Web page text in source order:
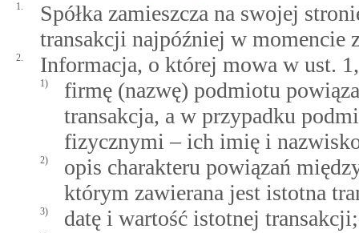
1.
Spółka zamieszcza na swojej
transakcji najpóźniej w momencie
2. Informacja, o której mowa w ust.
1)
firmę (nazwę) podmiotu
transakcja, a w przypadku
fizycznymi – ich imię i
2)
opis charakteru powiązań
którym zawierana jest istotna
3) datę i wartość istotnej transakcji;